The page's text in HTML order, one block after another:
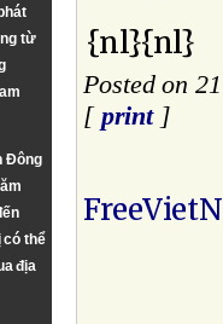
từ
Đông
có thể
địa
{nl}{nl}
Posted on
[ print]